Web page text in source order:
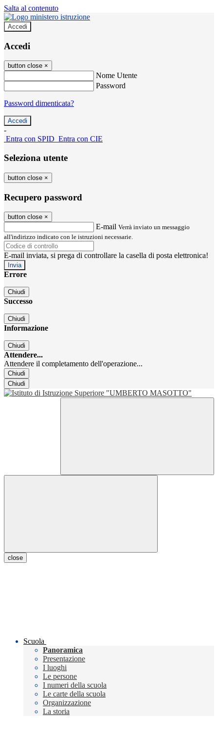
Salta al contenuto
Accedi
Accedi
button close ×
Nome Utente
Password
Password dimenticata?
-
Entra con SPID Entra con CIE
Seleziona utente
button close ×
Recupero password
button close ×
E-mail Verrà inviato un messaggio
all'indirizzo indicato con le istruzioni necessarie.
E-mail inviata, si prega di controllare la casella di posta elettronica!
Errore
Chiudi
Successo
Chiudi
Informazione
Chiudi
Attendere...
Attendere il completamento dell'operazione...
Chiudi
Chiudi
close
Scuola
Panoramica
Presentazione
I luoghi
Le persone
I numeri della scuola
Le carte della scuola
Organizzazione
La storia